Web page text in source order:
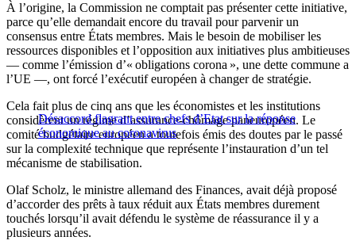
À l’origine, la Commission ne comptait pas présenter cette initiative,
parce qu’elle demandait encore du travail pour parvenir un
consensus entre États membres. Mais le besoin de mobiliser les
ressources disponibles et l’opposition aux initiatives plus ambitieuses
— comme l’émission d’« obligations corona », une dette commune a
l’UE —, ont forcé l’exécutif européen à changer de stratégie.
Désaccord flagrant entre chefs d’Etat sur la réponse
économique au coronavirus
Cela fait plus de cinq ans que les économistes et les institutions
considèrent un régime d’assurance-chômage paneuropéen. Le
comité budgétaire européen a toutefois émis des doutes par le passé
sur la complexité technique que représente l’instauration d’un tel
mécanisme de stabilisation.
Olaf Scholz, le ministre allemand des Finances, avait déjà proposé
d’accorder des prêts à taux réduit aux États membres durement
touchés lorsqu’il avait défendu le système de réassurance il y a
plusieurs années.